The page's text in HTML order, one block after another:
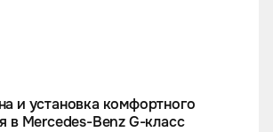
и установка комфортного
в Mercedes-Benz G-класс